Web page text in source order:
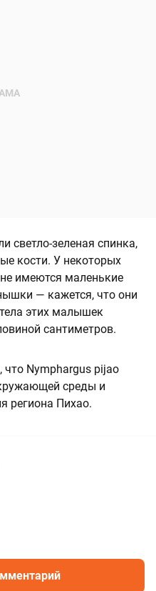
светло-зеленая спинка,
кости. У некоторых
имеются маленькие
— кажется, что они
этих малышек
сантиметров.
что Nymphargus pijao
среды и
региона Пихао.